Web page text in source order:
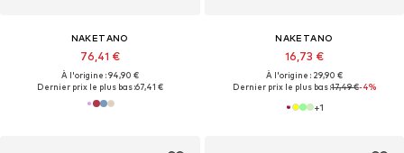
NAKETANO
76,41 €
À l'origine : 94,90 €
Dernier prix le plus bas :67,41 €
NAKETANO
16,73 €
À l'origine : 29,90 €
Dernier prix le plus bas :17,49 €-4%
+1